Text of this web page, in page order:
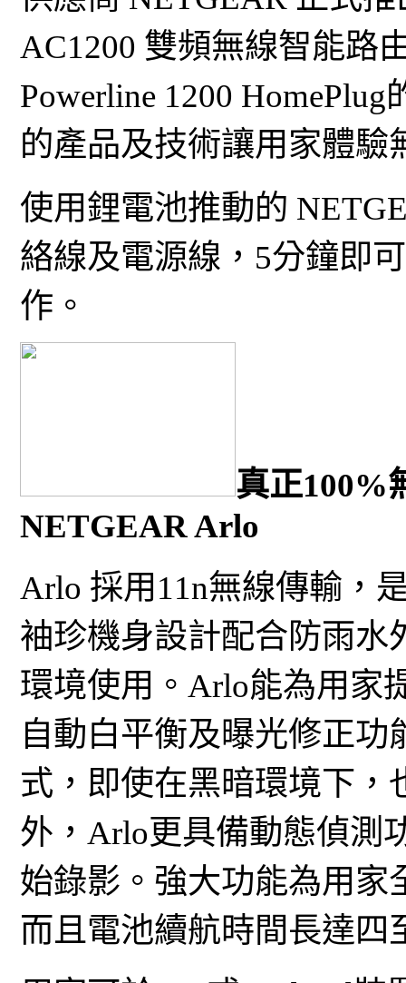
AC1200 雙頻無線智能路
Powerline 1200
的產品及技術讓用家體驗
使用鋰電池推動的
絡線及電源線，5分鐘即
作。
真正100%
NETGEAR Arlo
Arlo 採用11n無線傳輸，
袖珍機身設計配合防雨水
環境使用。Arlo能為用家
自動白平衡及曝光修正
式，即使在黑暗環境下，
外，Arlo更具備動態偵測
始錄影。強大功能為用家
而且電池續航時間長達四